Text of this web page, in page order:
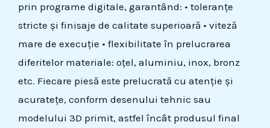
prin programe digitale, garantând: • toleranțe
stricte și finisaje de calitate superioară • viteză
mare de execuție • flexibilitate în prelucrarea
diferitelor materiale: oțel, aluminiu, inox, bronz
etc. Fiecare piesă este prelucrată cu atenție și
acuratețe, conform desenului tehnic sau
modelului 3D primit, astfel încât produsul final